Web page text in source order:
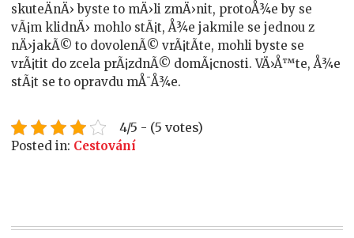
skuteÄnÄ› byste to mÄ›li zmÄ›nit, protoÅ¾e by se
vÃ¡m klidnÄ› mohlo stÃ¡t, Å¾e jakmile se jednou z
nÄ›jakÃ© to dovolenÃ© vrÃ¡tÃ­te, mohli byste se
vrÃ¡tit do zcela prÃ¡zdnÃ© domÃ¡cnosti. VÄ›Å™te, Å¾e
stÃ¡t se to opravdu mÅ¯Å¾e.
4/5 - (5 votes)
Posted in: Cestování